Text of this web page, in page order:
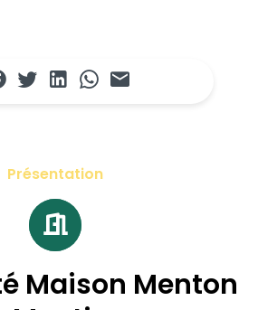
Présentation
Maison Menton